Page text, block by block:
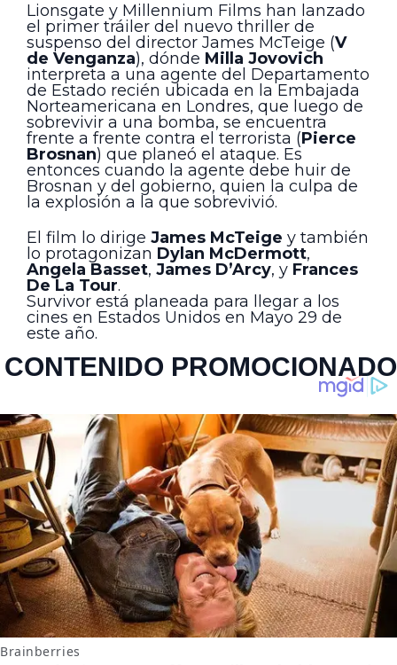
Lionsgate y Millennium Films han lanzado
el primer tráiler del nuevo thriller de
suspenso del director James McTeige (V
de Venganza), dónde Milla Jovovich
interpreta a una agente del Departamento
de Estado recién ubicada en la Embajada
Norteamericana en Londres, que luego de
sobrevivir a una bomba, se encuentra
frente a frente contra el terrorista (Pierce
Brosnan) que planeó el ataque. Es
entonces cuando la agente debe huir de
Brosnan y del gobierno, quien la culpa de
la explosión a la que sobrevivió.
El film lo dirige James McTeige y también
lo protagonizan Dylan McDermott,
Angela Basset, James D’Arcy, y Frances
De La Tour.
Survivor está planeada para llegar a los
cines en Estados Unidos en Mayo 29 de
este año.